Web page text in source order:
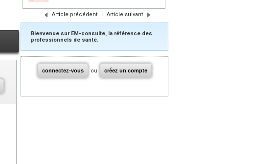
Article précédent | Article suivant
Bienvenue sur EM-consulte, la référence des
professionnels de santé.
connectez-vous ou créez un compte